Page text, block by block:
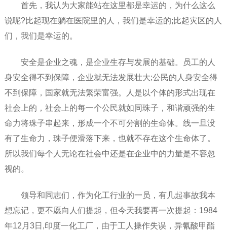
首先，我认为大家能站在这里都是幸运的，为什么这么
说呢?比起现在躺在医院里的人，我们是幸运的;比起灾区的人
们，我们是幸运的。
安全是企业之魂，是企业生存与发展的基础。员工的人
身安全得不到保障，企业就无法发展壮大;公民的人身安全得
不到保障，国家就无法繁荣富强。人是以个体的形式出现在
社会上的，社会上的每一个公民就如同珠子，和谐顽强的生
命力将珠子串起来，形成一个不可分割的生命体。线一旦没
有了生命力，珠子便滑落下来，也就不存在这个生命体了。
所以我们每个人无论在社会中还是在企业中的力量是不容忽
视的。
领导和同志们，作为化工行业的一员，有几起事故我本
想忘记，更不愿向人们提起，但今天我要再一次提起：1984
年12月3日,印度一化工厂，由于工人操作失误，异氰酸甲酯